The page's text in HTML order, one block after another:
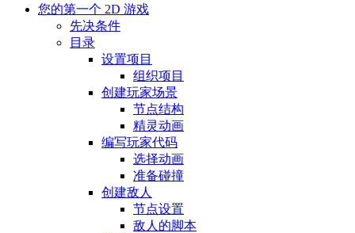
您的第一个 2D 游戏
先决条件
目录
设置项目
组织项目
创建玩家场景
节点结构
精灵动画
编写玩家代码
选择动画
准备碰撞
创建敌人
节点设置
敌人的脚本